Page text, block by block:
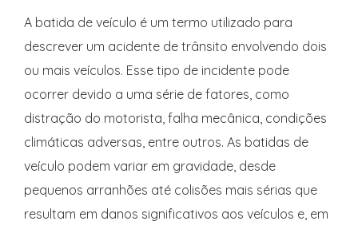
A batida de veículo é um termo utilizado para
descrever um acidente de trânsito envolvendo dois
ou mais veículos. Esse tipo de incidente pode
ocorrer devido a uma série de fatores, como
distração do motorista, falha mecânica, condições
climáticas adversas, entre outros. As batidas de
veículo podem variar em gravidade, desde
pequenos arranhões até colisões mais sérias que
resultam em danos significativos aos veículos e, em